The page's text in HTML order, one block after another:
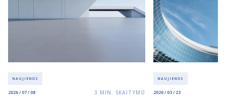
NAUJIENOS
2026 / 07 / 08 3 MIN. SKAITYMO
NAUJIENOS
2026 / 03 / 23